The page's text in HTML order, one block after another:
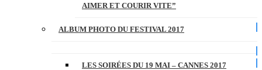
AIMER ET COURIR VITE”
ALBUM PHOTO DU FESTIVAL 2017
LES SOIRÉES DU 19 MAI – CANNES 2017